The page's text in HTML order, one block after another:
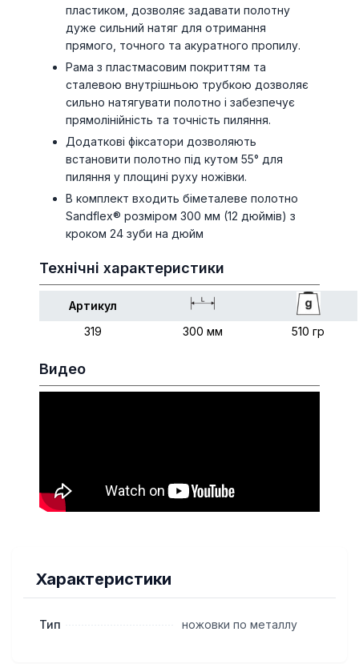
пластиком, дозволяє задавати полотну
дуже сильний натяг для отримання
прямого, точного та акуратного пропилу.
Рама з пластмасовим покриттям та
сталевою внутрішньою трубкою дозволяє
сильно натягувати полотно і забезпечує
прямолінійність та точність пиляння.
Додаткові фіксатори дозволяють
встановити полотно під кутом 55° для
пиляння у площині руху ножівки.
В комплект входить біметалеве полотно
Sandflex® розміром 300 мм (12 дюймів) з
кроком 24 зуби на дюйм
Технічні характеристики
Артикул
319
300 мм 510 гр
Видео
Характеристики
Тип ножовки по металлу